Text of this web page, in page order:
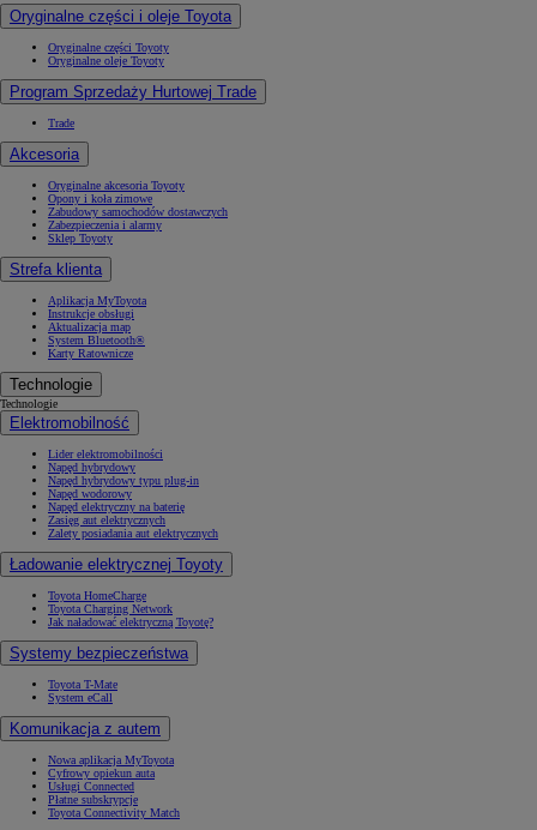
Oryginalne części i oleje Toyota
Oryginalne części Toyoty
Oryginalne oleje Toyoty
Program Sprzedaży Hurtowej Trade
Trade
Akcesoria
Oryginalne akcesoria Toyoty
Opony i koła zimowe
Zabudowy samochodów dostawczych
Zabezpieczenia i alarmy
Sklep Toyoty
Strefa klienta
Aplikacja MyToyota
Instrukcje obsługi
Aktualizacja map
System Bluetooth®
Karty Ratownicze
Technologie
Technologie
Elektromobilność
Lider elektromobilności
Napęd hybrydowy
Napęd hybrydowy typu plug-in
Napęd wodorowy
Napęd elektryczny na baterię
Zasięg aut elektrycznych
Zalety posiadania aut elektrycznych
Ładowanie elektrycznej Toyoty
Toyota HomeCharge
Toyota Charging Network
Jak naładować elektryczną Toyotę?
Systemy bezpieczeństwa
Toyota T-Mate
System eCall
Komunikacja z autem
Nowa aplikacja MyToyota
Cyfrowy opiekun auta
Usługi Connected
Płatne subskrypcje
Toyota Connectivity Match